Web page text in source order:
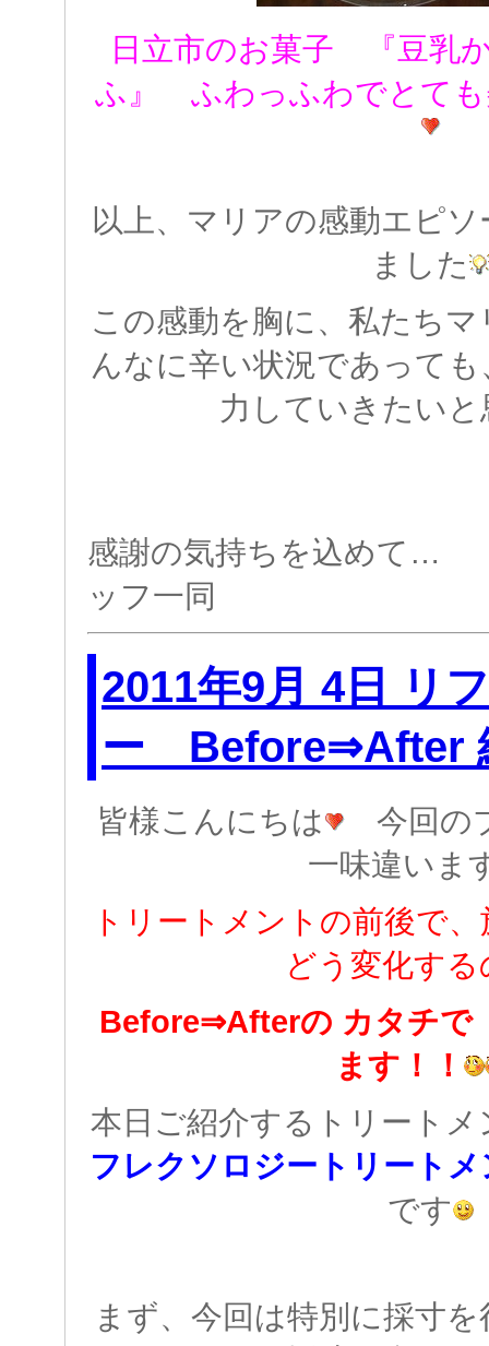
日立市のお菓子 『豆乳
ふ』 ふわっふわでとても
以上、マリアの感動エピ
ました
この感動を胸に、私たち
んなに辛い状況であって
力していきたい
感謝の気持ちを込め
ッフ一同
2011年9月 4日 リ
ー Before⇒After
皆様こんにちは
今回の
一味違いま
トリートメントの前後で
どう変化す
Before⇒Afterの カタチ
ます！！
本日ご紹介するトリートメ
フレクソロジートリート
です
まず、今回は特別に採寸